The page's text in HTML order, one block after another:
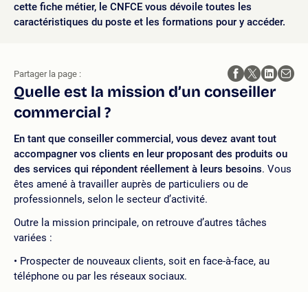
cette fiche métier, le CNFCE vous dévoile toutes les
caractéristiques du poste et les formations pour y accéder.
Quelle est la mission d’un conseiller
commercial ?
En tant que conseiller commercial, vous devez avant tout
accompagner vos clients en leur proposant des produits ou
des services qui répondent réellement à leurs besoins. Vous
êtes amené à travailler auprès de particuliers ou de
professionnels, selon le secteur d’activité.
Outre la mission principale, on retrouve d’autres tâches
variées :
Prospecter de nouveaux clients, soit en face-à-face, au
téléphone ou par les réseaux sociaux.
Partager la page :